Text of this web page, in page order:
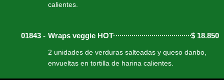
calientes.
01843 - Wraps veggie HOT $18.850
2 unidades de verduras salteadas y queso danbo,
envueltas en tortilla de harina calientes.